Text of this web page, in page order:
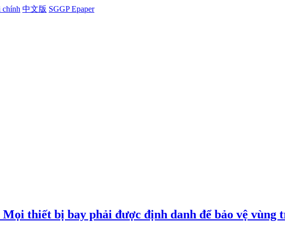
chính 中文版 SGGP Epaper
thiết bị bay phải được định danh để bảo vệ vùng